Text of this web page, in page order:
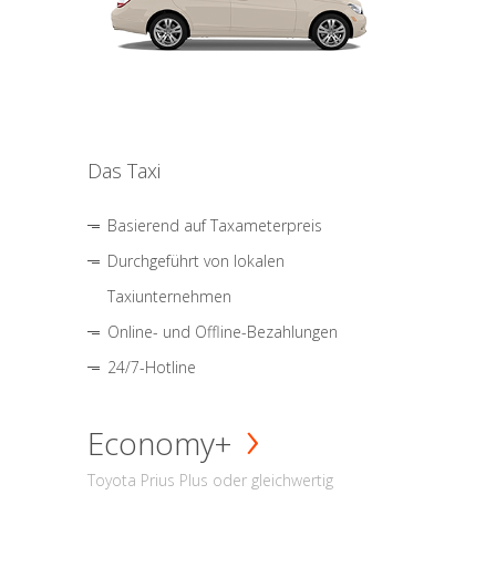
Das Taxi
Basierend auf Taxameterpreis
Durchgeführt von lokalen
Taxiunternehmen
Online- und Offline-Bezahlungen
24/7-Hotline
Economy+
Toyota Prius Plus oder gleichwertig